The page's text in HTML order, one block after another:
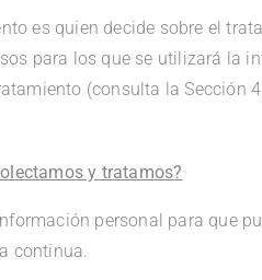
es quien decide sobre el
para los que se utilizará la
(consulta la Sección
y tratamos?
personal para que
continua.